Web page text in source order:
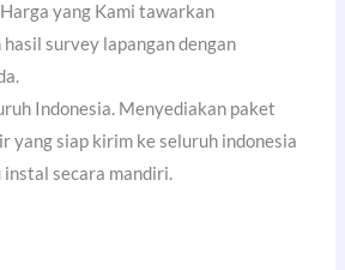
yang Kami tawarkan
survey lapangan dengan
Indonesia. Menyediakan paket
yang siap kirim ke seluruh indonesia
instal secara mandiri.